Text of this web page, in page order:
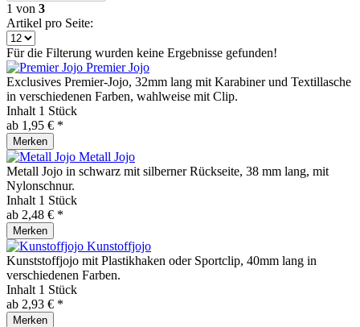
1 von 3
Artikel pro Seite:
Für die Filterung wurden keine Ergebnisse gefunden!
Premier Jojo
Exclusives Premier-Jojo, 32mm lang mit Karabiner und Textillasche
in verschiedenen Farben, wahlweise mit Clip.
Inhalt 1 Stück
ab 1,95 € *
Merken
Metall Jojo
Metall Jojo in schwarz mit silberner Rückseite, 38 mm lang, mit
Nylonschnur.
Inhalt 1 Stück
ab 2,48 € *
Merken
Kunstoffjojo
Kunststoffjojo mit Plastikhaken oder Sportclip, 40mm lang in
verschiedenen Farben.
Inhalt 1 Stück
ab 2,93 € *
Merken